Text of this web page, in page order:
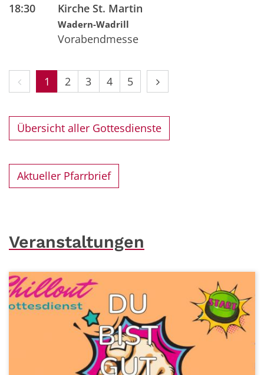
18:30
Kirche St. Martin
Wadern-Wadrill
Vorabendmesse
Vorherige Seite
1 2 3 4 5 Nächste Seite
Übersicht aller Gottesdienste
Aktueller Pfarrbrief
Veranstaltungen